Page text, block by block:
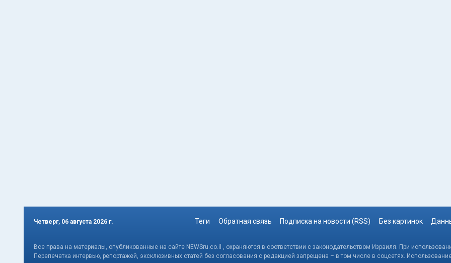
Четверг, 06 августа 2026 г. Теги Обратная связь Подписка на новости (RSS) Без картинок
Все права на материалы, опубликованные на сайте NEWSru.co.il , охраняются в соответствии с законодательством Израиля. При
Перепечатка интервью, репортажей, эксклюзивных статей без согласования с редакцией запрещена – в том числе в соцсетях.